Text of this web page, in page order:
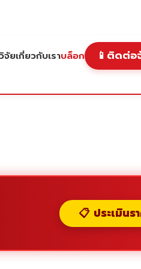
จัยเกี่ยวกับเราบล็อก 📱 ติดต่อ
📋 ประเมิน